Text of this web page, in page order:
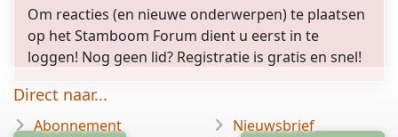
Om reacties (en nieuwe onderwerpen) te plaatsen
op het Stamboom Forum dient u eerst in te
loggen! Nog geen lid? Registratie is gratis en snel!
Direct naar...
Abonnement
Nieuwsbrief